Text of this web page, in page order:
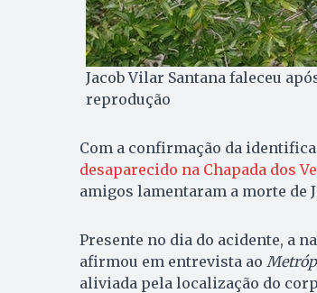
Jacob Vilar Santana faleceu
reprodução
Com a confirmação da
desaparecido na Chapada dos
amigos lamentaram a morte de
Presente no dia do acidente, a
afirmou em entrevista ao
aliviada pela localização do